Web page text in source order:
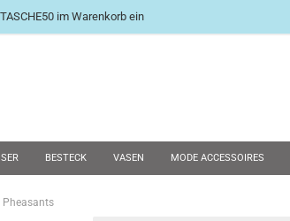
English Language Shop
im Warenkorb ein
BESTECK VASEN MODE ACCESSOIRES
Pheasants